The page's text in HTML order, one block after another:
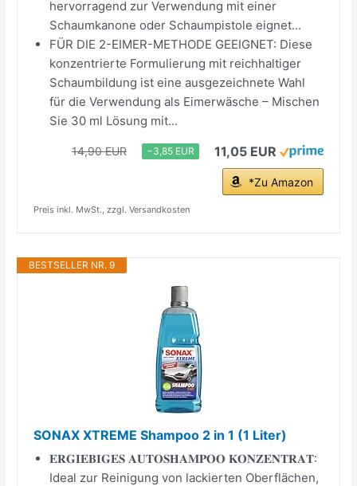
hervorragend zur Verwendung mit einer
Schaumkanone oder Schaumpistole eignet...
FÜR DIE 2-EIMER-METHODE GEEIGNET: Diese
konzentrierte Formulierung mit reichhaltiger
Schaumbildung ist eine ausgezeichnete Wahl
für die Verwendung als Eimerwäsche – Mischen
Sie 30 ml Lösung mit...
14,90 EUR −3,85 EUR 11,05 EUR
*Zu Amazon
Preis inkl. MwSt., zzgl. Versandkosten
BESTSELLER NR. 9
SONAX XTREME Shampoo 2 in 1 (1 Liter)
𝐄𝐑𝐆𝐈𝐄𝐁𝐈𝐆𝐄𝐒 𝐀𝐔𝐓𝐎𝐒𝐇𝐀𝐌𝐏𝐎𝐎 𝐊𝐎𝐍𝐙𝐄𝐍𝐓𝐑𝐀𝐓:
Ideal zur Reinigung von lackierten Oberflächen,